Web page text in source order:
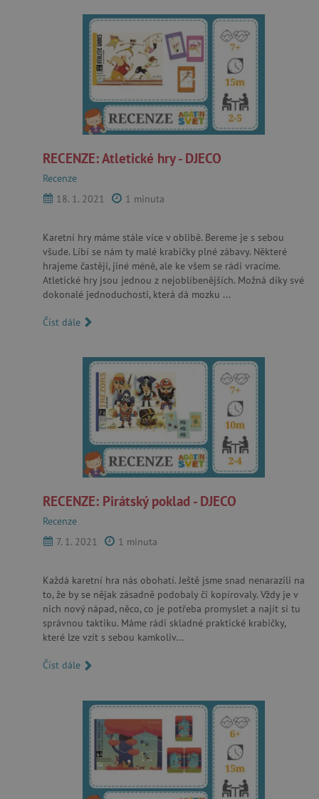
RECENZE: Atletické hry - DJECO
Recenze
18. 1. 2021
1 minuta
Karetní hry máme stále více v oblibě. Bereme je s sebou
všude. Líbí se nám ty malé krabičky plné zábavy. Některé
hrajeme častěji, jiné méně, ale ke všem se rádi vracíme.
Atletické hry jsou jednou z nejoblíbenějších. Možná díky své
dokonalé jednoduchosti, která dá mozku ...
Číst dále
RECENZE: Pirátský poklad - DJECO
Recenze
7. 1. 2021
1 minuta
Každá karetní hra nás obohatí. Ještě jsme snad nenarazili na
to, že by se nějak zásadně podobaly či kopírovaly. Vždy je v
nich nový nápad, něco, co je potřeba promyslet a najít si tu
správnou taktiku. Máme rádi skladné praktické krabičky,
které lze vzít s sebou kamkoliv...
Číst dále